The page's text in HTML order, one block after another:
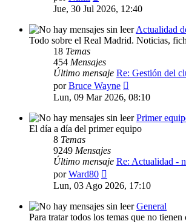
último
Jue, 30 Jul 2026, 12:40
Actualidad
Todo sobre el Real Madrid. Noticias,
18 Temas
454 Mensajes
Último mensaje Re: Gestión del
porBruce Wayne
último
Lun, 09 Mar 2026, 08:10
Primer
El día a día del primer equipo
8 Temas
9249 Mensajes
Último mensaje Re: Actualidad -
porWard80
último
Lun, 03 Ago 2026, 17:10
General
Para tratar todos los temas que no